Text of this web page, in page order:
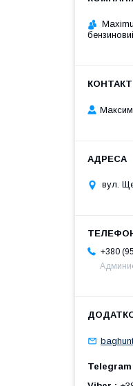
Максим
вул.
+380
Telegram